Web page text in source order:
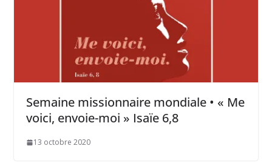
Semaine missionnaire mondiale • « Me
voici, envoie-moi » Isaïe 6,8
13 octobre 2020